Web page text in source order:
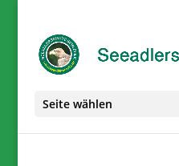
Seite wählen